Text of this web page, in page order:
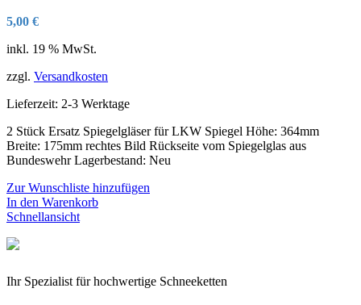
5,00 €
inkl. 19 % MwSt.
zzgl. Versandkosten
Lieferzeit: 2-3 Werktage
2 Stück Ersatz Spiegelgläser für LKW Spiegel Höhe: 364mm
Breite: 175mm rechtes Bild Rückseite vom Spiegelglas aus
Bundeswehr Lagerbestand: Neu
Zur Wunschliste hinzufügen
In den Warenkorb
Schnellansicht
Ihr Spezialist für hochwertige Schneeketten